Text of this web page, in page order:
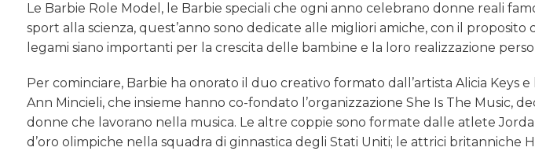
Le Barbie Role Model, le Barbie speciali che ogni anno celebrano donne reali
sport alla scienza, quest’anno sono dedicate alle migliori amiche, con il
legami siano importanti per la crescita delle bambine e la loro realizzazione
Per cominciare, Barbie ha onorato il duo creativo formato dall’artista Alicia Keys
Ann Mincieli, che insieme hanno co-fondato l’organizzazione She Is The Music,
donne che lavorano nella musica. Le altre coppie sono formate dalle atlete
d’oro olimpiche nella squadra di ginnastica degli Stati Uniti; le attrici britanniche